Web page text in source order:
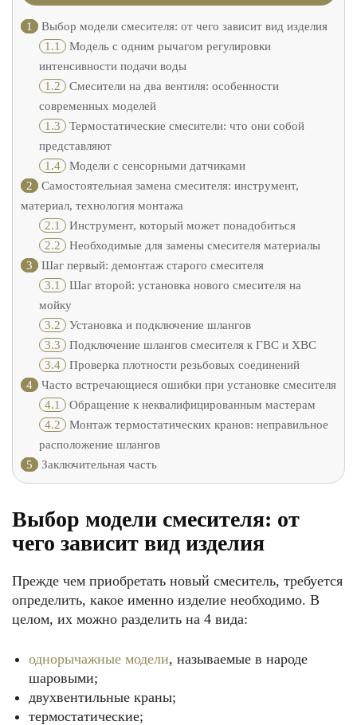
1
Выбор модели смесителя: от чего зависит вид изделия
1.1 Модель с одним рычагом регулировки
интенсивности подачи воды
1.2 Смесители на два вентиля: особенности
современных моделей
1.3 Термостатические смесители: что они собой
представляют
1.4 Модели с сенсорными датчиками
2
Самостоятельная замена смесителя: инструмент,
материал, технология монтажа
2.1 Инструмент, который может понадобиться
2.2 Необходимые для замены смесителя материалы
3
Шаг первый: демонтаж старого смесителя
3.1 Шаг второй: установка нового смесителя на
мойку
3.2 Установка и подключение шлангов
3.3 Подключение шлангов смесителя к ГВС и ХВС
3.4 Проверка плотности резьбовых соединений
4
Часто встречающиеся ошибки при установке смесителя
4.1 Обращение к неквалифицированным мастерам
4.2 Монтаж термостатических кранов: неправильное
расположение шлангов
5
Заключительная часть
Выбор модели смесителя: от
чего зависит вид изделия
Прежде чем приобретать новый смеситель, требуется
определить, какое именно изделие необходимо. В
целом, их можно разделить на 4 вида:
однорычажные модели, называемые в народе
шаровыми;
двухвентильные краны;
термостатические;